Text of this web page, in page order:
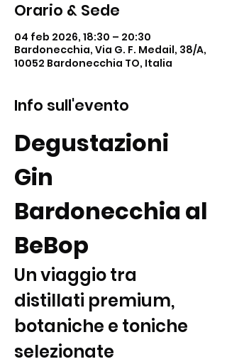
Orario & Sede
04 feb 2026, 18:30 – 20:30
Bardonecchia, Via G. F. Medail, 38/A,
10052 Bardonecchia TO, Italia
Info sull'evento
Degustazioni
Gin
Bardonecchia al
BeBop
Un viaggio tra
distillati premium,
botaniche e toniche
selezionate